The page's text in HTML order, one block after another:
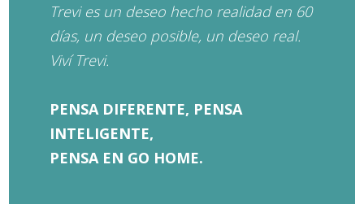
Trevi es un deseo hecho realidad en 60
días, un deseo posible, un deseo real.
Viví Trevi.
PENSA DIFERENTE, PENSA
INTELIGENTE,
PENSA EN GO HOME.